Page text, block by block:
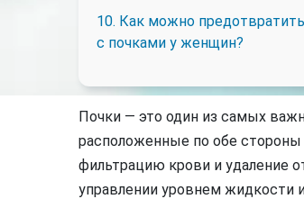
10. Как можно
с почками у женщин?
Почки — это один из самых
расположенные по обе
фильтрацию крови и удаление
управлении уровнем жидкости